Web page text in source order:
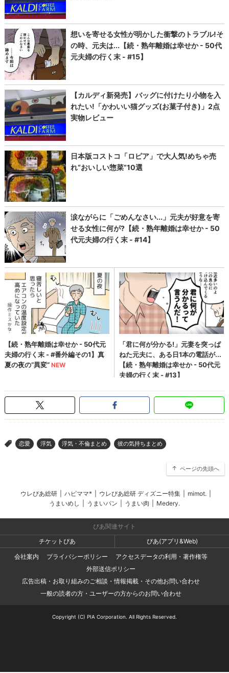
> 恋愛 浮気 浮気・不倫まとめ 彼の気持ちまとめ
ページの先頭へ
ウレぴあ総研 ハピママ* ウレぴあ総研 ディズニー特集 mimot.
うまいめし
うまいパン うまい肉 Medery.
ぴあ関連サイト
チケットぴあ
ぴあ(アプリ&Web)
会社案内
プライバシーポリシー
アクセスデータの利用・著作権等
外部送信ポリシー
広告出稿・お取り組みのご相談・情報掲載・その他お問い合わせ
一般の読者の方・ユーザーの方からのお問い合わせ
Copyright (C) PIA Corporation. All Rights Reserved.